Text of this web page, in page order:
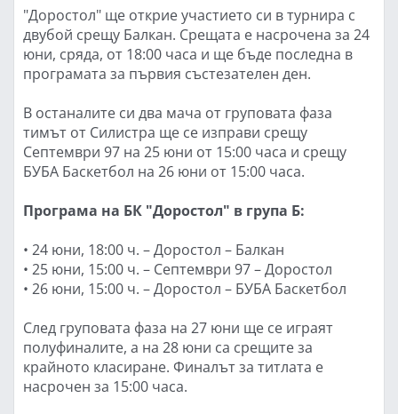
"Доростол" ще открие участието си в турнира с
двубой срещу Балкан. Срещата е насрочена за 24
юни, сряда, от 18:00 часа и ще бъде последна в
програмата за първия състезателен ден.
В останалите си два мача от груповата фаза
тимът от Силистра ще се изправи срещу
Септември 97 на 25 юни от 15:00 часа и срещу
БУБА Баскетбол на 26 юни от 15:00 часа.
Програма на БК "Доростол" в група Б:
• 24 юни, 18:00 ч. – Доростол – Балкан
• 25 юни, 15:00 ч. – Септември 97 – Доростол
• 26 юни, 15:00 ч. – Доростол – БУБА Баскетбол
След груповата фаза на 27 юни ще се играят
полуфиналите, а на 28 юни са срещите за
крайното класиране. Финалът за титлата е
насрочен за 15:00 часа.